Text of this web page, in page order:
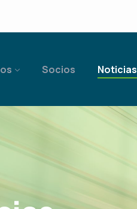
Socios Noticias